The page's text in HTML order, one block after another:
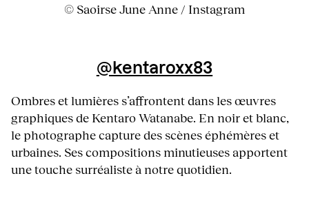
© Saoirse June Anne / Instagram
@kentaroxx83
Ombres et lumières s’affrontent dans les œuvres
graphiques de Kentaro Watanabe. En noir et blanc,
le photographe capture des scènes éphémères et
urbaines. Ses compositions minutieuses apportent
une touche surréaliste à notre quotidien.